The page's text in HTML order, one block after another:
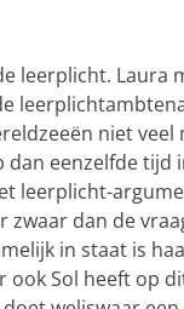
leerplicht. Laura
niet veel
dan eenzelfde tijd
leerplicht-
zwaar dan de
in staat is
ook Sol heeft op